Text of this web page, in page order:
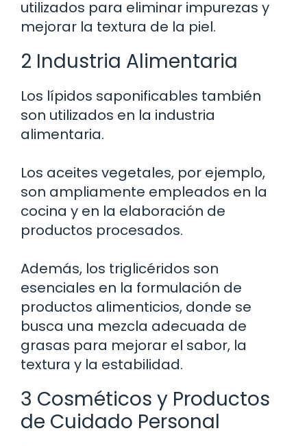
utilizados para eliminar impurezas y
mejorar la textura de la piel.
2 Industria Alimentaria
Los lípidos saponificables también
son utilizados en la industria
alimentaria.
Los aceites vegetales, por ejemplo,
son ampliamente empleados en la
cocina y en la elaboración de
productos procesados.
Además, los triglicéridos son
esenciales en la formulación de
productos alimenticios, donde se
busca una mezcla adecuada de
grasas para mejorar el sabor, la
textura y la estabilidad.
3 Cosméticos y Productos
de Cuidado Personal